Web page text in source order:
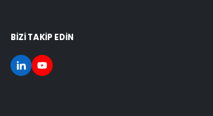
BİZİ TAKİP EDİN